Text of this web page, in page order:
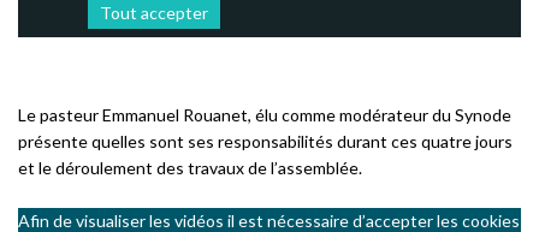
Tout accepter
Le pasteur Emmanuel Rouanet, élu comme modérateur du Synode
présente quelles sont ses responsabilités durant ces quatre jours
et le déroulement des travaux de l’assemblée.
Afin de visualiser les vidéos il est nécessaire d’accepter les cookies